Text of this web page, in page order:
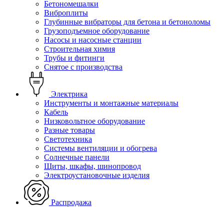
Бетономешалки
Виброплиты
Глубинные вибраторы для бетона и бетоноломы
Грузоподъемное оборудование
Насосы и насосные станции
Строительная химия
Трубы и фитинги
Снятое с производства
Электрика
Инструменты и монтажные материалы
Кабель
Низковольтное оборудование
Разные товары
Светотехника
Системы вентиляции и обогрева
Солнечные панели
Щиты, шкафы, шинопровод
Электроустановочные изделия
Распродажа